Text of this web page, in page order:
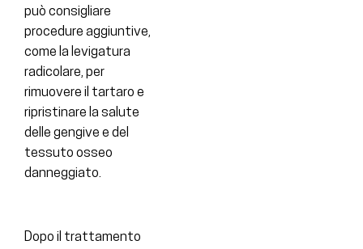
può consigliare
procedure aggiuntive,
come la levigatura
radicolare, per
rimuovere il tartaro e
ripristinare la salute
delle gengive e del
tessuto osseo
danneggiato.
Dopo il trattamento